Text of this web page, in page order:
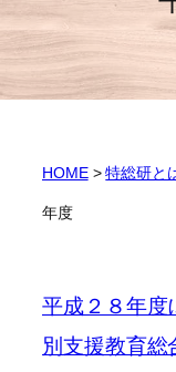
ジ
ャ
へ
ジ
プ
HOME>特総研と
年度
平成２８年度
別支援教育総